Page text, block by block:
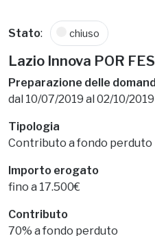
Stato: chiuso
Lazio Innova POR
Preparazione delle
dal 10/07/2019 al 02/10/2019
Tipologia
Contributo a fondo perduto
Importo erogato
fino a 17.500€
Contributo
70% a fondo perduto